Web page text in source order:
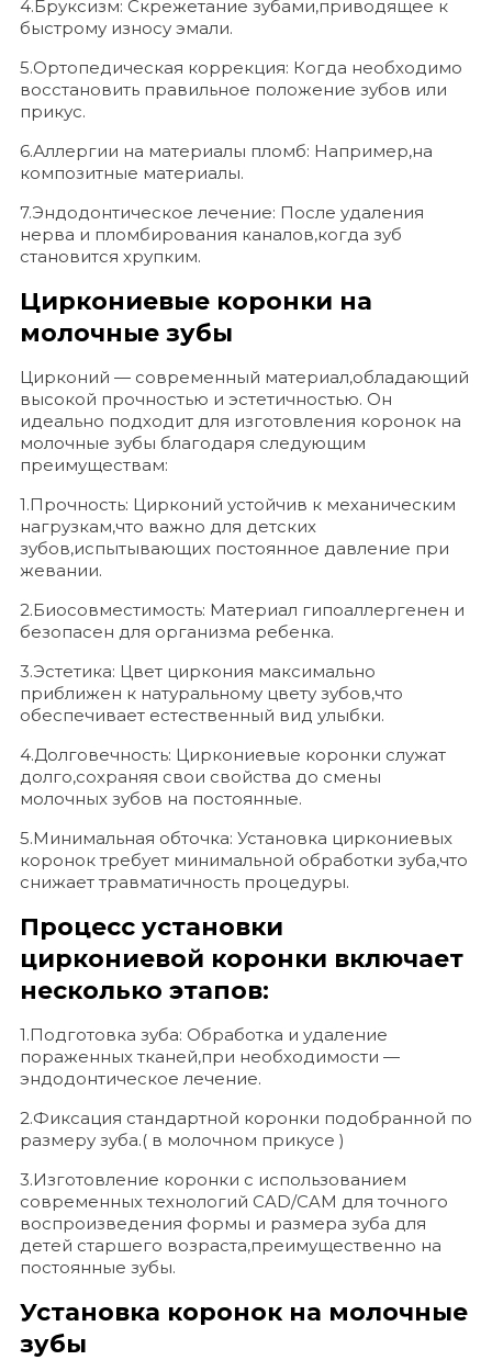
4.Бруксизм: Скрежетание зубами,приводящее к
быстрому износу эмали.
5.Ортопедическая коррекция: Когда необходимо
восстановить правильное положение зубов или
прикус.
6.Аллергии на материалы пломб: Например,на
композитные материалы.
7.Эндодонтическое лечение: После удаления
нерва и пломбирования каналов,когда зуб
становится хрупким.
Циркониевые коронки на
молочные зубы
Цирконий — современный материал,обладающий
высокой прочностью и эстетичностью. Он
идеально подходит для изготовления коронок на
молочные зубы благодаря следующим
преимуществам:
1.Прочность: Цирконий устойчив к механическим
нагрузкам,что важно для детских
зубов,испытывающих постоянное давление при
жевании.
2.Биосовместимость: Материал гипоаллергенен и
безопасен для организма ребенка.
3.Эстетика: Цвет циркония максимально
приближен к натуральному цвету зубов,что
обеспечивает естественный вид улыбки.
4.Долговечность: Циркониевые коронки служат
долго,сохраняя свои свойства до смены
молочных зубов на постоянные.
5.Минимальная обточка: Установка циркониевых
коронок требует минимальной обработки зуба,что
снижает травматичность процедуры.
Процесс установки
циркониевой коронки включает
несколько этапов:
1.Подготовка зуба: Обработка и удаление
пораженных тканей,при необходимости —
эндодонтическое лечение.
2.Фиксация стандартной коронки подобранной по
размеру зуба.( в молочном прикусе )
3.Изготовление коронки с использованием
современных технологий CAD/CAM для точного
воспроизведения формы и размера зуба для
детей старшего возраста,преимущественно на
постоянные зубы.
Установка коронок на молочные
зубы